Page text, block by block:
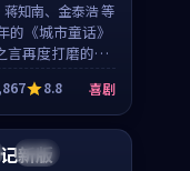
蒋知南、金泰浩 等
的《城市童话》
言再度打磨的喜
。美国的取景与
争的氛围相互成
知南与金泰浩的
自然克制，让整
在悬念与温度
8.8 喜剧
独播
新版